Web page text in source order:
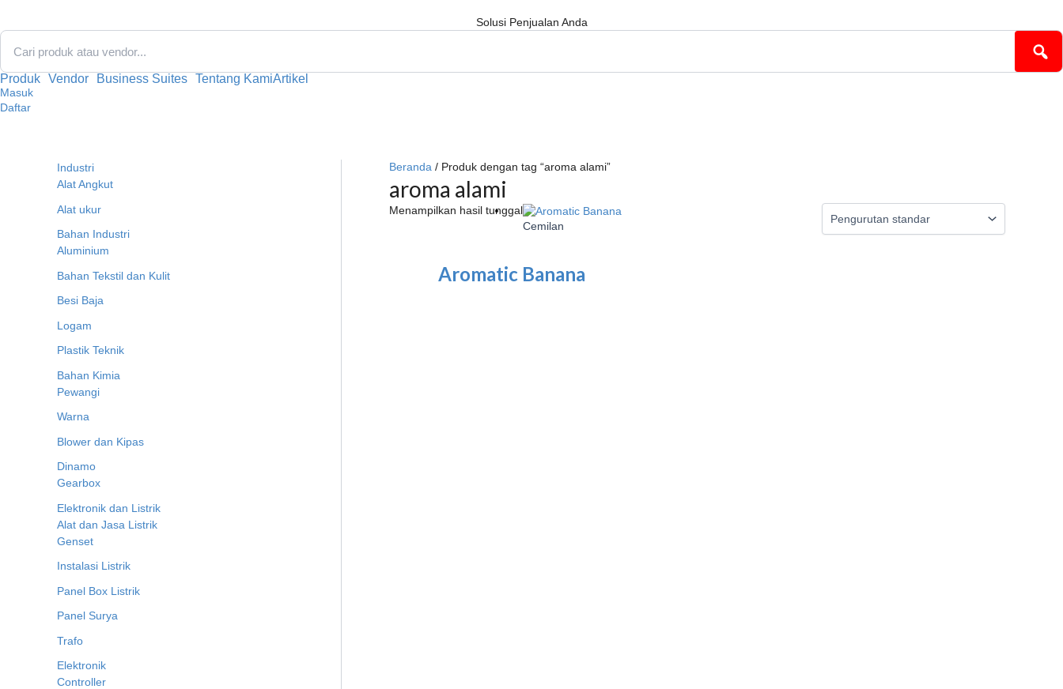
konten
Solusi Penjualan Anda
Produk Vendor Business Suites Tentang KamiArtikel
Masuk
Daftar
Industri
Alat Angkut
Alat ukur
Bahan Industri
Aluminium
Bahan Tekstil dan Kulit
Besi Baja
Logam
Plastik Teknik
Bahan Kimia
Pewangi
Warna
Blower dan Kipas
Dinamo
Gearbox
Elektronik dan Listrik
Alat dan Jasa Listrik
Genset
Instalasi Listrik
Panel Box Listrik
Panel Surya
Trafo
Elektronik
Controller
Beranda / Produk dengan tag “aroma alami”
aroma alami
Menampilkan hasil tunggal
Cemilan
Aromatic Banana